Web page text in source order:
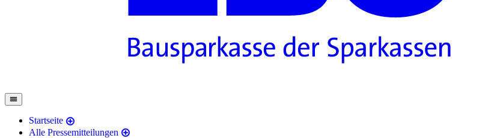
Startseite
Alle Pressemitteilungen